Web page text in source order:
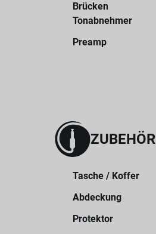
Brücken
Tonabnehmer
Preamp
ZUBEHÖR
Tasche / Koffer
Abdeckung
Protektor